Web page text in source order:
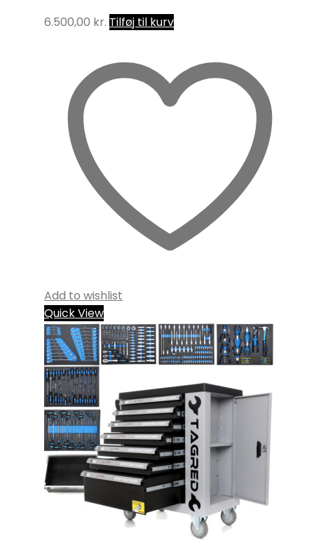
6.500,00 kr. Tilføj til kurv
Add to wishlist
Quick View